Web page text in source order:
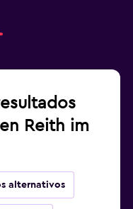
Reith im
alternativos